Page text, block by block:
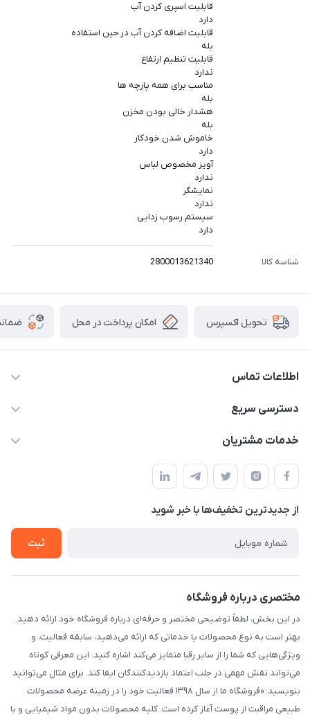
قابلیت اسپری کردن آب
دارد
قابلیت اضافه کردن آب در حین استفاده
بله
قابلیت تنظیم ارتفاع
ندارد
مناسب برای همه پارچه ها
بله
هشدار خالی بودن مخزن
بله
خاموش شدن خودکار
دارد
آویز مخصوص لباس
ندارد
نمایشگر
ندارد
سیستم رسوب زدایی
دارد
شناسه کالا 2800013621340
تحویل اکسپرس امکان پرداخت در محل
اطلاعات تماس
۰۲۱۰۰۰۰۰۰۰۰
دسترسی سریع
حساب کاربری
لیست محصولات
درباره ما
خدمات مشتریان
قوانین و مقررات
حریم خصوصی
راهنما
از جدید‌ترین تخفیف‌ها با‌ خبر شوید
ثبت
مختصری درباره فروشگاه
در این بخش، لطفاً توضیحی مختصر و حرفه‌ای درباره فروشگاه خود ارائه دهید.
بهتر است به نوع محصولات یا خدماتی که ارائه می‌دهید، سابقه فعالیت، و
ویژگی‌هایی که شما را از سایر رقبا متمایز می‌کند اشاره کنید. این معرفی کوتاه
می‌تواند نقش مهمی در جلب اعتماد بازدیدکنندگان ایفا کند. برای مثال می‌توانید
بنویسید: «فروشگاه ما از سال ۱۳۹۸ فعالیت خود را در زمینه عرضه محصولات
طبیعی مراقبت از پوست آغاز کرده است. کلیه محصولات بدون مواد شیمیایی و با